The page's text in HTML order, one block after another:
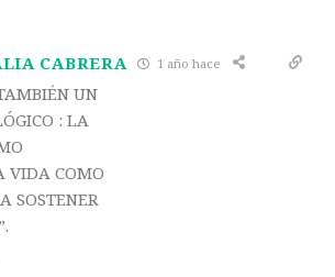
CABRERA 1 año hace
UN
: LA
VIDA COMO
SOSTENER